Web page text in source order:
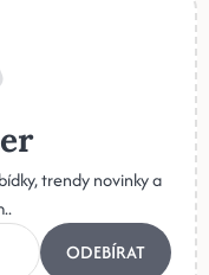
trendy novinky a
ODEBÍRAT